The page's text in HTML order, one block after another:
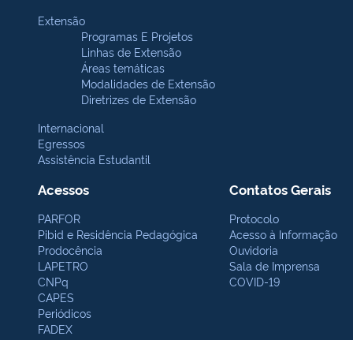
Extensão
Programas E Projetos
Linhas de Extensão
Áreas temáticas
Modalidades de Extensão
Diretrizes de Extensão
Internacional
Egressos
Assistência Estudantil
Acessos
PARFOR
Pibid e Residência Pedagógica
Prodocência
LAPETRO
CNPq
CAPES
Periódicos
FADEX
Contatos Gerais
Protocolo
Acesso à Informação
Ouvidoria
Sala de Imprensa
COVID-19